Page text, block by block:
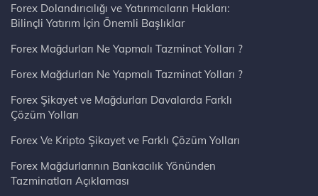
Forex Dolandırıcılığı ve Yatırımcıların Hakları:
Bilinçli Yatırım İçin Önemli Başlıklar
Forex Mağdurları Ne Yapmalı Tazminat Yolları ?
Forex Mağdurları Ne Yapmalı Tazminat Yolları ?
Forex Şikayet ve Mağdurları Davalarda Farklı
Çözüm Yolları
Forex Ve Kripto Şikayet ve Farklı Çözüm Yolları
Forex Mağdurlarının Bankacılık Yönünden
Tazminatları Açıklaması